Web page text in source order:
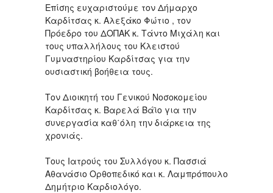
Επίσης ευχαριστούμε τον Δήμαρχο
Καρδίτσας κ. Αλεξάκο Φώτιο , τον
Πρόεδρο του ΔΟΠΑΚ κ. Τάντο Μιχάλη και
τους υπαλλήλους του Κλειστού
Γυμναστηρίου Καρδίτσας για την
ουσιαστική βοήθεια τους.
Τον Διοικητή του Γενικού Νοσοκομείου
Καρδίτσας κ. Βαρελά Βάϊο για την
συνεργασία καθ΄όλη την διάρκεια της
χρονιάς.
Τους Ιατρούς του Συλλόγου κ. Πασσιά
Αθανάσιο Ορθοπεδικό και κ. Λαμπρόπουλο
Δημήτριο Καρδιολόγο.